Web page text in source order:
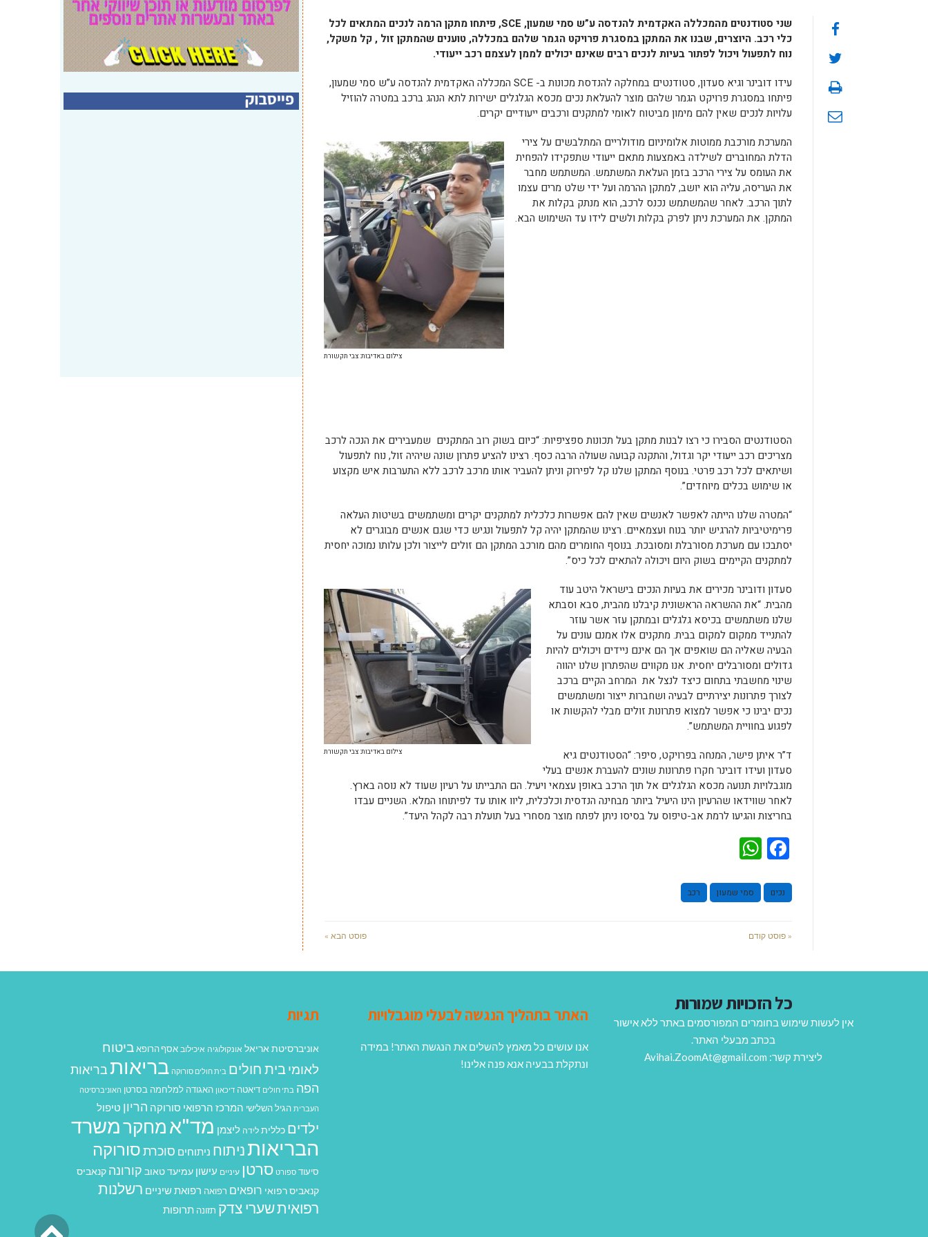
שני סטודנטים מהמכללה האקדמית להנדסה ע”ש סמי שמעון, SCE, פיתחו מתקן הרמה לנכים המתאים לכל
כלי רכב. היוצרים, שבנו את המתקן במסגרת פרויקט הגמר שלהם במכללה, טוענים שהמתקן זול , קל משקל,
נוח לתפעול ויכול לפתור בעיות לנכים רבים שאינם יכולים לממן לעצמם רכב ייעודי.
עידו דובינר וגיא סעדון, סטודנטים במחלקה להנדסת מכונות ב- SCE המכללה האקדמית להנדסה ע”ש סמי שמעון,
פיתחו במסגרת פרויקט הגמר שלהם מוצר להעלאת נכים מכסא הגלגלים ישירות לתא הנהג ברכב במטרה להוזיל
עלויות לנכים שאין להם מימון מביטוח לאומי למתקנים ורכבים ייעודיים יקרים.
צילום באדיבות: צבי תקשורת
המערכת מורכבת ממוטות אלומיניום מודולריים המתלבשים על צירי
הדלת המחוברים לשילדה באמצעות מתאם ייעודי שתפקידו להפחית
את העומס על צירי הרכב בזמן העלאת המשתמש. המשתמש מחבר
את העריסה, עליה הוא יושב, למתקן ההרמה ועל ידי שלט מרים עצמו
לתוך הרכב. לאחר שהמשתמש נכנס לרכב, הוא מנתק בקלות את
המתקן. את המערכת ניתן לפרק בקלות ולשים לידו עד השימוש הבא.
הסטודנטים הסבירו כי רצו לבנות מתקן בעל תכונות ספציפיות: “כיום בשוק רוב המתקנים שמעבירים את הנכה לרכב
מצריכים רכב ייעודי יקר וגדול, והתקנה קבועה שעולה הרבה כסף. רצינו להציע פתרון שונה שיהיה זול, נוח לתפעול
ושיתאים לכל רכב פרטי. בנוסף המתקן שלנו קל לפירוק וניתן להעביר אותו מרכב לרכב ללא התערבות איש מקצוע
או שימוש בכלים מיוחדים”.
“המטרה שלנו הייתה לאפשר לאנשים שאין להם אפשרות כלכלית למתקנים יקרים ומשתמשים בשיטות העלאה
פרימיטיביות להרגיש יותר בנוח ועצמאיים. רצינו שהמתקן יהיה קל לתפעול ונגיש כדי שגם אנשים מבוגרים לא
יסתבכו עם מערכת מסורבלת ומסובכת. בנוסף החומרים מהם מורכב המתקן הם זולים לייצור ולכן עלותו נמוכה יחסית
למתקנים הקיימים בשוק היום ויכולה להתאים לכל כיס”.
צילום באדיבות: צבי תקשורת
סעדון ודובינר מכירים את בעיות הנכים בישראל היטב עוד
מהבית. “את ההשראה הראשונית קיבלנו מהבית, סבא וסבתא
שלנו משתמשים בכיסא גלגלים ובמתקן עזר אשר עוזר
להתנייד ממקום למקום בבית. מתקנים אלו אמנם עונים על
הבעיה שאליה הם שואפים אך הם אינם ניידים ויכולים להיות
גדולים ומסורבלים יחסית. אנו מקווים שהפתרון שלנו יהווה
שינוי מחשבתי בתחום כיצד לנצל את המרחב הקיים ברכב
לצורך פתרונות יצירתיים לבעיה ושחברות ייצור ומשתמשים
נכים יבינו כי אפשר למצוא פתרונות זולים מבלי להקשות או
לפגוע בחוויית המשתמש”.
ד”ר איתן פישר, המנחה בפרויקט, סיפר: “הסטודנטים גיא
סעדון ועידו דובינר חקרו פתרונות שונים להעברת אנשים בעלי
מוגבלויות תנועה מכסא הגלגלים אל תוך הרכב באופן עצמאי ויעיל. הם התבייתו על רעיון שעוד לא נוסה בארץ.
לאחר שווידאו שהרעיון הינו היעיל ביותר מבחינה הנדסית וכלכלית, ליוו אותו עד לפיתוחו המלא. השניים עבדו
בחריצות והגיעו לרמת אב-טיפוס על בסיסו ניתן לפתח מוצר מסחרי בעל תועלת רבה לקהל היעד”.
Facebook
נכים סמי שמעון רכב
« פוסט קודם פוסט הבא »
כל הזכויות שמורות
אין לעשות שימוש בחומרים המפורסמים באתר ללא אישור
בכתב מבעלי האתר.
ליצירת קשר: Avihai.ZoomAt@gmail.com
האתר בתהליך הנגשה לבעלי מוגבלויות
אנו עושים כל מאמץ להשלים את הנגשת האתר! במידה
ונתקלת בבעיה אנא פנה אלינו!
תגיות
אוניברסיטת אריאל אונקולוגיה איכילוב אסף הרופא ביטוח
לאומיבית חולים בית חולים סורוקה בריאותבריאות
הפה בתי חולים דיאטה דיכאון האגודה למלחמה בסרטן האוניברסיטה
העברית הגיל השלישי המרכז הרפואי סורוקה הריון טיפול
ילדים כללית לידה ליצמן מד"אמחקרמשרד
הבריאותניתוח ניתוחים סוכרתסורוקה
סיעוד ספורט סרטן עיניים עישון עמיעד טאוב קורונה קנאביס
קנאביס רפואי רופאים רפואה רפואת שיניים רשלנות
רפואיתשערי צדק תזונה תרופות